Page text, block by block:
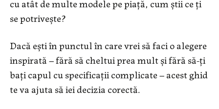
cu atât de multe modele pe piață, cum știi ce ți
se potrivește?
Dacă ești în punctul în care vrei să faci o alegere
inspirată – fără să cheltui prea mult și fără să-ți
bați capul cu specificații complicate – acest ghid
te va ajuta să iei decizia corectă.